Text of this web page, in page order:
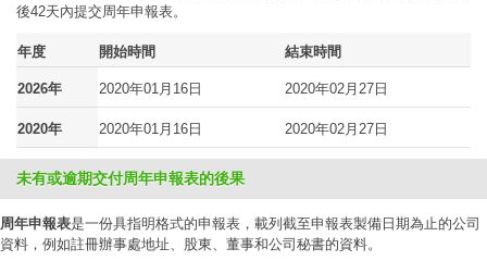
後42天內提交周年申報表。
年度 開始時間 結束時間
2026年 2020年01月16日 2020年02月27日
2020年 2020年01月16日 2020年02月27日
未有或逾期交付周年申報表的後果
周年申報表是一份具指明格式的申報表，載列截至申報表製備日期為止的公司
資料，例如註冊辦事處地址、股東、董事和公司秘書的資料。